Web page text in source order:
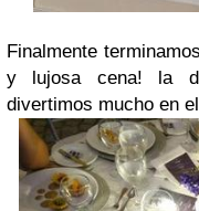
Finalmente
y lujosa cena! la
divertimos mucho en